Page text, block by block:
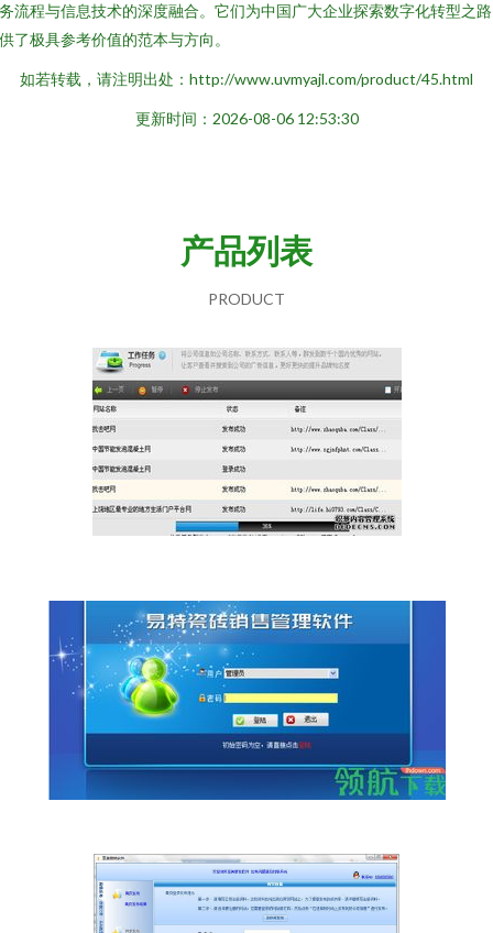
流程与信息技术的深度融合。它们为中国广大企业探索数字化转型之
了极具参考价值的范本与方向。
如若转载，请注明出处：http://www.uvmyajl.com/product/45.html
更新时间：2026-08-06 12:53:30
产品列表
PRODUCT